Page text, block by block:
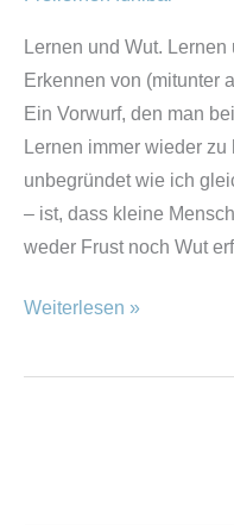
Lernen und Wut.
Erkennen von (mitunter
Ein Vorwurf, den man
Lernen immer wieder
unbegründet wie ich
– ist, dass kleine
weder Frust noch Wut
Weiterlesen »